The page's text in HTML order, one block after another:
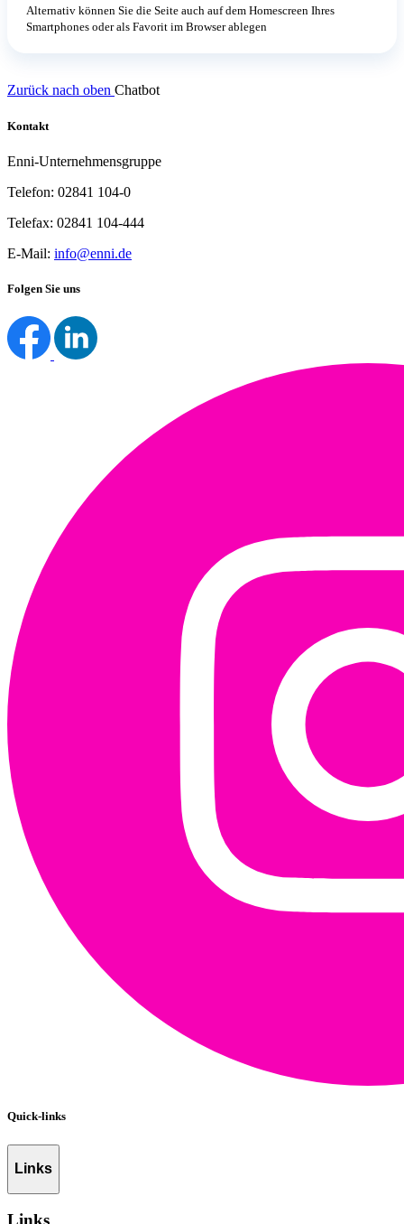
Alternativ können Sie die Seite auch auf dem Homescreen Ihres
Smartphones oder als Favorit im Browser ablegen
Zurück nach oben Chatbot
Kontakt
Enni-Unternehmensgruppe
Telefon: 02841 104-0
Telefax: 02841 104-444
E-Mail: info@enni.de
Folgen Sie uns
Quick-links
Links